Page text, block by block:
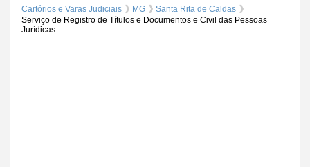
Cartórios e Varas Judiciais MG
Santa Rita de Caldas
Serviço de Registro de Títulos e Documentos e Civil das Pessoas
Jurídicas